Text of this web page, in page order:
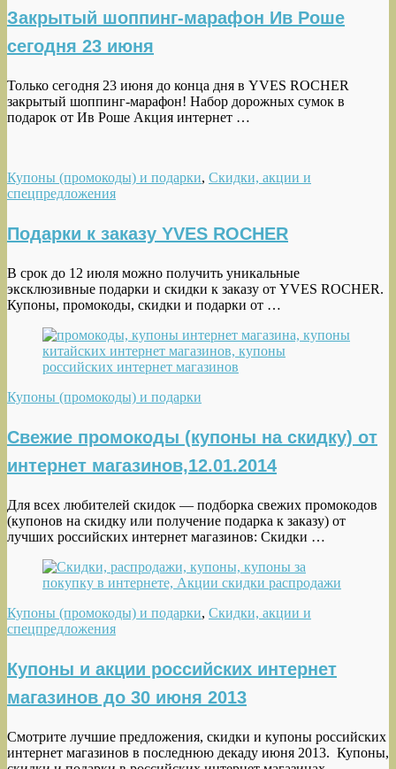
Закрытый шоппинг-марафон Ив Роше
сегодня 23 июня
Только сегодня 23 июня до конца дня в YVES ROCHER
закрытый шоппинг-марафон! Набор дорожных сумок в
подарок от Ив Роше Акция интернет …
Купоны (промокоды) и подарки, Скидки, акции и
спецпредложения
Подарки к заказу YVES ROCHER
В срок до 12 июля можно получить уникальные
эксклюзивные подарки и скидки к заказу от YVES ROCHER.
Купоны, промокоды, скидки и подарки от …
Купоны (промокоды) и подарки
Свежие промокоды (купоны на скидку) от
интернет магазинов,12.01.2014
Для всех любителей скидок — подборка свежих промокодов
(купонов на скидку или получение подарка к заказу) от
лучших российских интернет магазинов: Скидки …
Купоны (промокоды) и подарки, Скидки, акции и
спецпредложения
Купоны и акции российских интернет
магазинов до 30 июня 2013
Смотрите лучшие предложения, скидки и купоны российских
интернет магазинов в последнюю декаду июня 2013. Купоны,